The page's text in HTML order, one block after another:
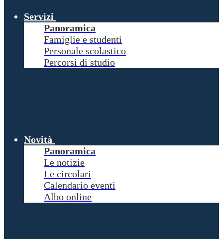
Servizi
Panoramica
Famiglie e studenti
Personale scolastico
Percorsi di studio
Novità
Panoramica
Le notizie
Le circolari
Calendario eventi
Albo online